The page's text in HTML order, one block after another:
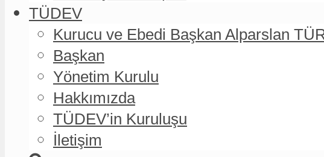
TÜDEV
Kurucu ve Ebedi Başkan Alparslan
Başkan
Yönetim Kurulu
Hakkımızda
TÜDEV’in Kuruluşu
İletişim